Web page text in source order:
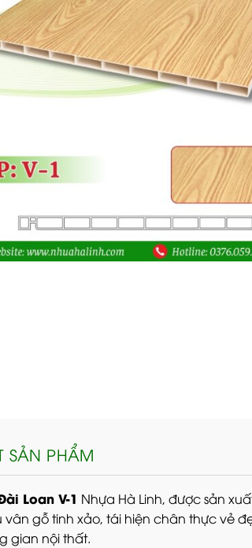
SẢN PHẨM
Loan V-1 Nhựa Hà Linh, được sản
vân gỗ tinh xảo, tái hiện chân thực vẻ
gian nội thất.